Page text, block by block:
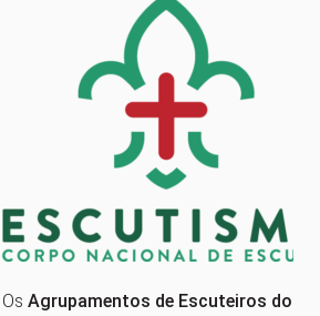
OsAgrupamentos de Escuteiros do